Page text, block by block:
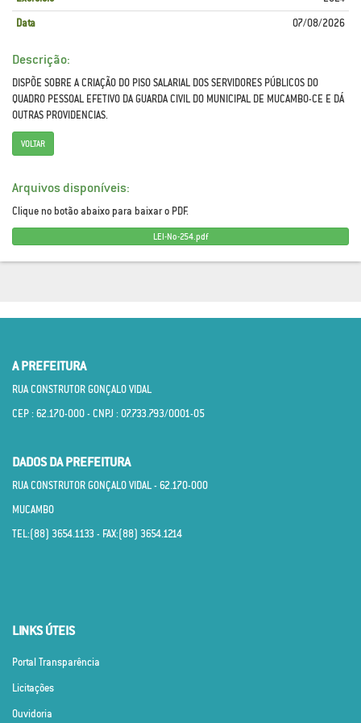
Data 07/08/2026
Descrição:
DISPÕE SOBRE A CRIAÇÃO DO PISO SALARIAL DOS SERVIDORES PÚBLICOS DO
QUADRO PESSOAL EFETIVO DA GUARDA CIVIL DO MUNICIPAL DE MUCAMBO-CE E DÁ
OUTRAS PROVIDENCIAS.
VOLTAR
Arquivos disponíveis:
Clique no botão abaixo para baixar o PDF.
LEI-No-254.pdf
A PREFEITURA
RUA CONSTRUTOR GONÇALO VIDAL
CEP : 62.170­-000 - CNPJ : 07.733.793/0001­-05
DADOS DA PREFEITURA
RUA CONSTRUTOR GONÇALO VIDAL - 62.170­-000
MUCAMBO
TEL:(88) 3654.1133 - FAX:(88) 3654.1214
LINKS ÚTEIS
Portal Transparência
Licitações
Ouvidoria